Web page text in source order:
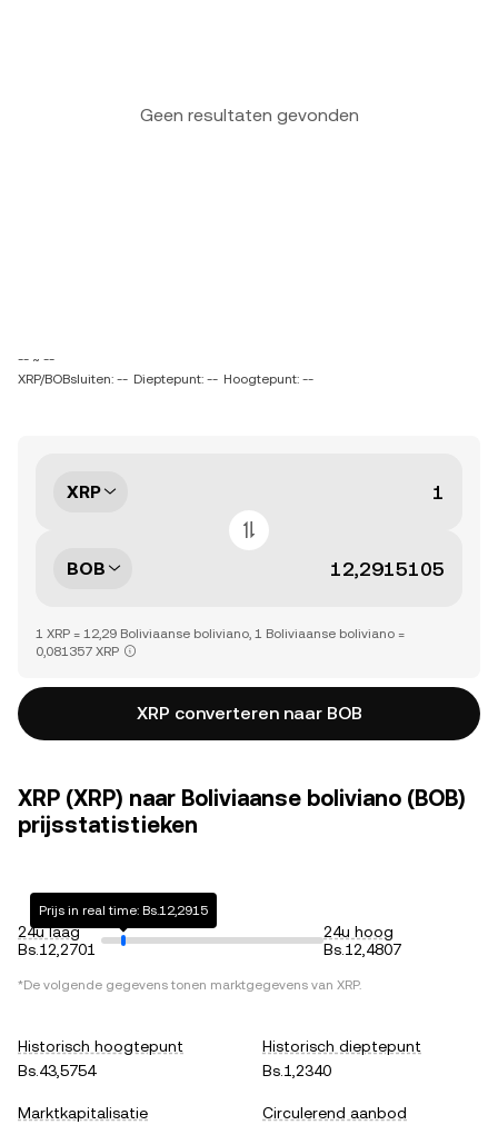
Geen resultaten gevonden
-- ~ --
XRP/BOBsluiten: -- Dieptepunt: -- Hoogtepunt: --
XRP
BOB
1 XRP = 12,29 Boliviaanse boliviano, 1 Boliviaanse boliviano =
0,081357 XRP
XRP converteren naar BOB
XRP (XRP) naar Boliviaanse boliviano (BOB)
prijsstatistieken
24u laag
Bs.12,2701
Prijs in real time: Bs.12,2915
24u hoog
Bs.12,4807
*De volgende gegevens tonen marktgegevens van XRP.
Historisch hoogtepunt
Bs.43,5754
Historisch dieptepunt
Bs.1,2340
Marktkapitalisatie
Circulerend aanbod